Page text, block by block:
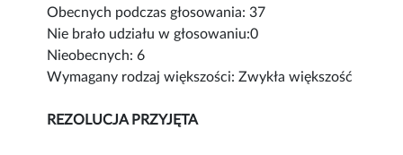
Obecnych podczas głosowania: 37
Nie brało udziału w głosowaniu:0
Nieobecnych: 6
Wymagany rodzaj większości: Zwykła większość
REZOLUCJA PRZYJĘTA